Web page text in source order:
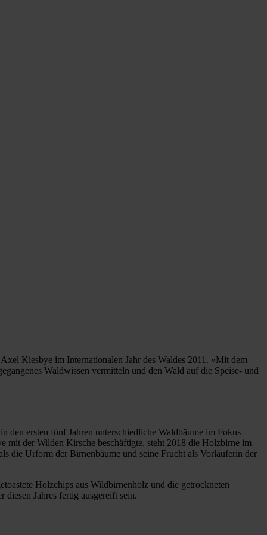
Kiesbye im Internationalen Jahr des Waldes 2011. »Mit dem
Waldwissen vermitteln und den Wald auf die Speise- und
den ersten fünf Jahren unterschiedliche Waldbäume im Fokus
mit der Wilden Kirsche beschäftigte, steht 2018 die Holzbirne im
die Urform der Birnenbäume und seine Frucht als Vorläuferin der
Holzchips aus Wildbirnenholz und die getrockneten
Jahres fertig ausgereift sein.